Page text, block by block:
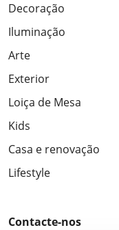
Decoração
Iluminação
Arte
Exterior
Loiça de Mesa
Kids
Casa e renovação
Lifestyle
Contacte-nos